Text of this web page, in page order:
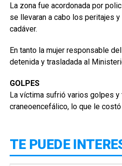
La zona fue acordonada por
se llevaran a cabo los peritajes
cadáver.
En tanto la mujer responsable
detenida y trasladada al
GOLPES
La víctima sufrió varios golpes y
craneoencefálico, lo que le costó
TE PUEDE